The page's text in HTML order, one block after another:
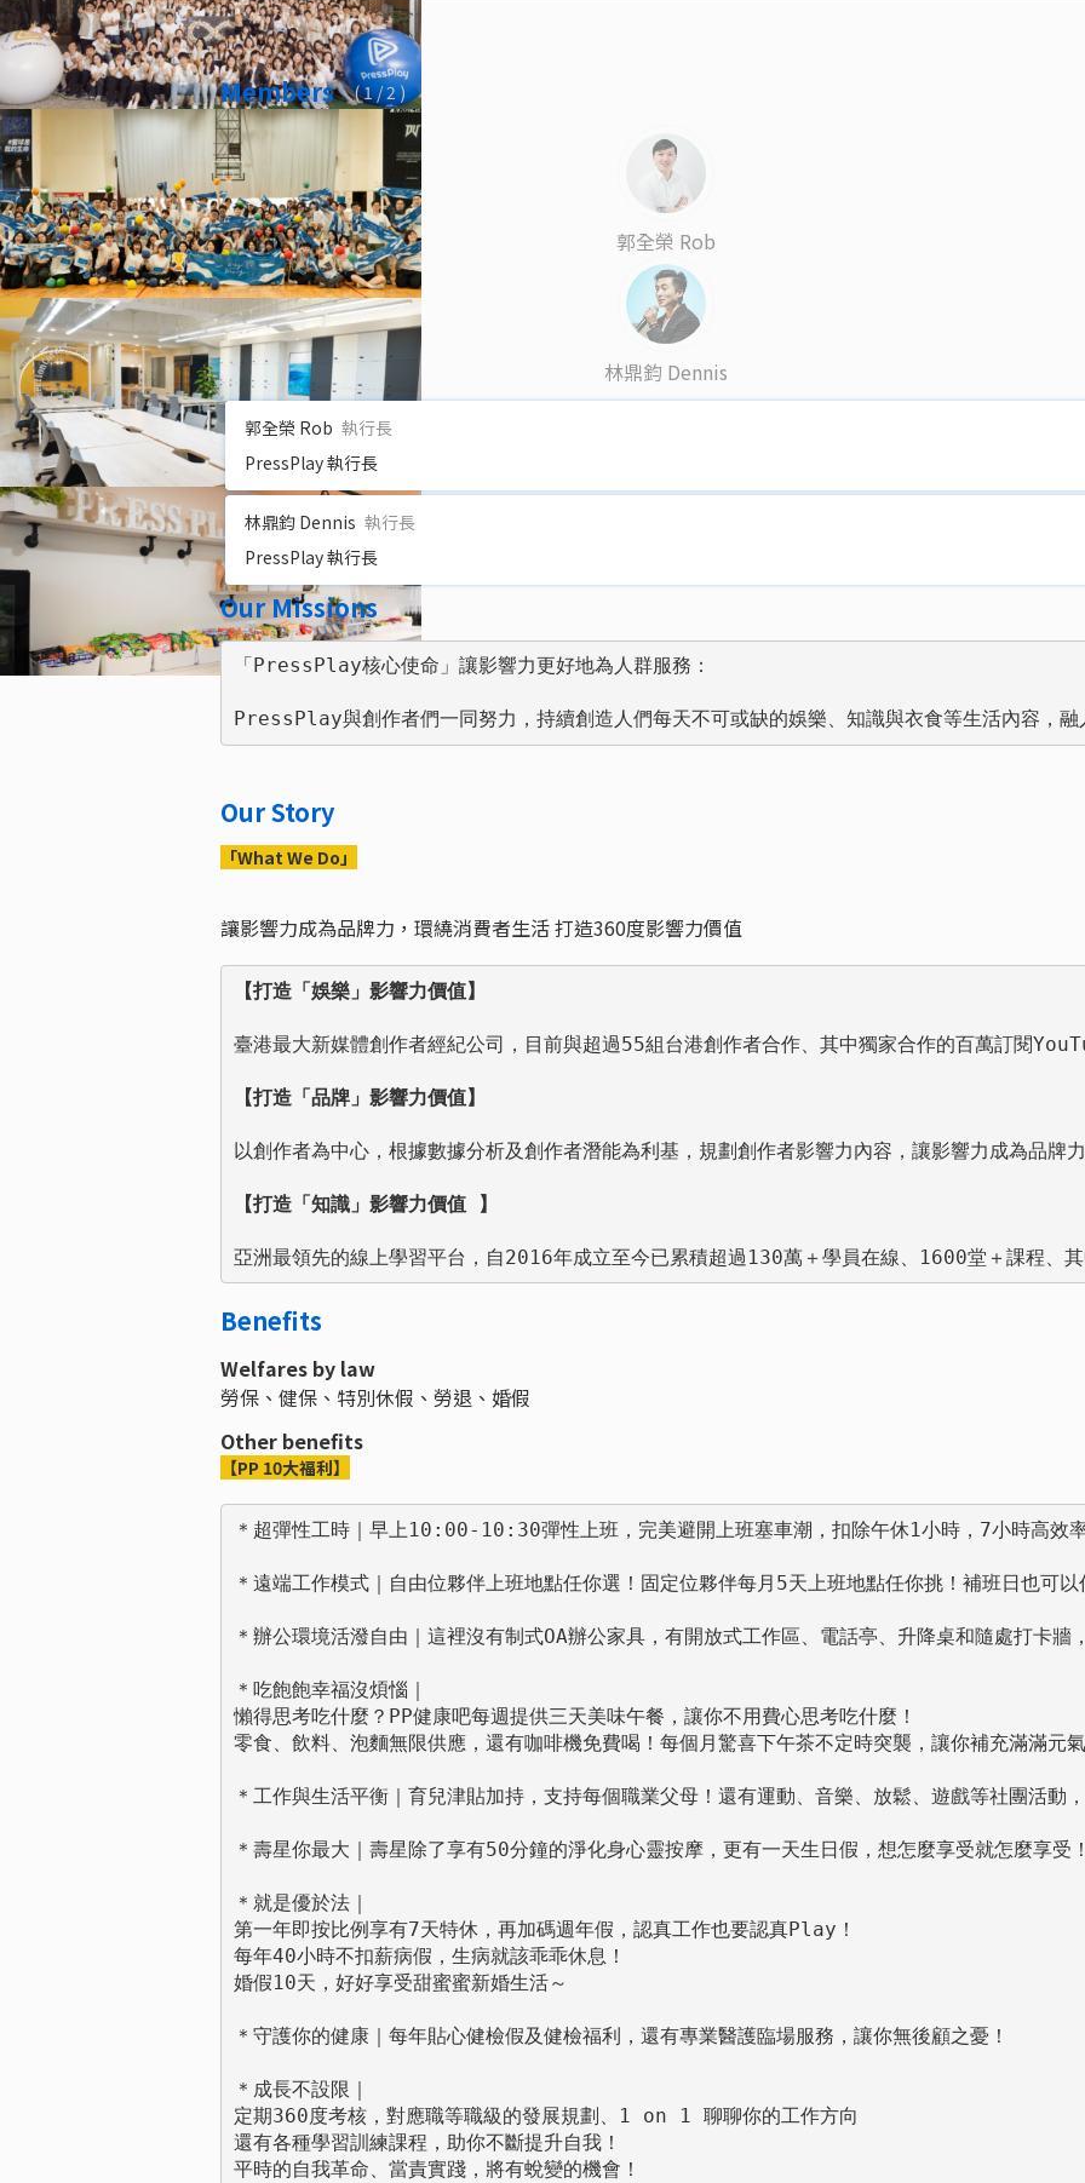
Members (1/ 2 )
郭全榮 Rob
林鼎鈞 Dennis
郭全榮 Rob 執行長
PressPlay 執行長
林鼎鈞 Dennis 執行長
PressPlay 執行長
Our Missions
「PressPlay核心使命」讓影響力更好地為人群服務：
PressPlay與創作者們一同努力，持續創造人們每天不可或缺的娛樂、知識與衣食等生活內容，融
Our Story
「What We Do」
讓影響力成為品牌力，環繞消費者生活 打造360度影響力價值
【打造「娛樂」影響力價值】
臺港最大新媒體創作者經紀公司，目前與超過55組台港創作者合作、其中獨家合作的百萬訂
【打造「品牌」影響力價值】
以創作者為中心，根據數據分析及創作者潛能為利基，規劃創作者影響力內容，讓影響力成為品
【打造「知識」影響力價值 】
亞洲最領先的線上學習平台，自2016年成立至今已累積超過130萬＋學員在線、1600堂＋課程、
Benefits
Welfares by law
勞保、健保、特別休假、勞退、婚假
Other benefits
【PP 10大福利】
＊超彈性工時｜早上10:00-10:30彈性上班，完美避開上班塞車潮，扣除午休1小時，7小時高效率
＊遠端工作模式｜自由位夥伴上班地點任你選！固定位夥伴每月5天上班地點任你挑！補班日也可以
＊辦公環境活潑自由｜這裡沒有制式OA辦公家具，有開放式工作區、電話亭、升降桌和隨處打卡
＊吃飽飽幸福沒煩惱｜
懶得思考吃什麼？PP健康吧每週提供三天美味午餐，讓你不用費心思考吃什麼！
零食、飲料、泡麵無限供應，還有咖啡機免費喝！每個月驚喜下午茶不定時突襲，讓你補充滿滿元氣
＊工作與生活平衡｜育兒津貼加持，支持每個職業父母！還有運動、音樂、放鬆、遊戲等社團活動
＊壽星你最大｜壽星除了享有50分鐘的淨化身心靈按摩，更有一天生日假，想怎麼享受就怎麼享受！
＊就是優於法｜
第一年即按比例享有7天特休，再加碼週年假，認真工作也要認真Play！
每年40小時不扣薪病假，生病就該乖乖休息！
婚假10天，好好享受甜蜜蜜新婚生活～
＊守護你的健康｜每年貼心健檢假及健檢福利，還有專業醫護臨場服務，讓你無後顧之憂！
＊成長不設限｜
定期360度考核，對應職等職級的發展規劃、1 on 1 聊聊你的工作方向
還有各種學習訓練課程，助你不斷提升自我！
平時的自我革命、當責實踐，將有蛻變的機會！